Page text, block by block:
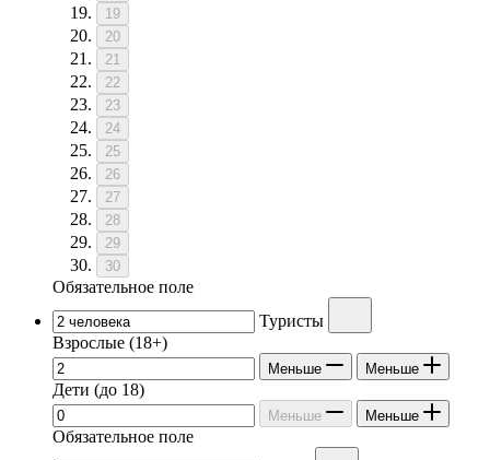
19
20
21
22
23
24
25
26
27
28
29
30
Обязательное поле
Туристы
Взрослые (18+)
Меньше Меньше
Дети (до 18)
Меньше Меньше
Обязательное поле